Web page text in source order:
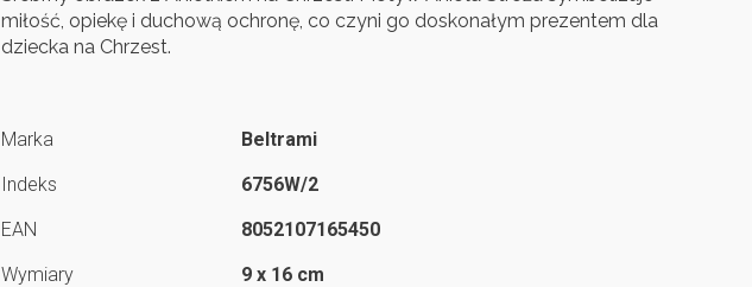
miłość, opiekę i duchową ochronę, co czyni go doskonałym prezentem dla
dziecka na Chrzest.
Marka
Beltrami
Indeks
6756W/2
EAN
8052107165450
Wymiary
9 x 16 cm